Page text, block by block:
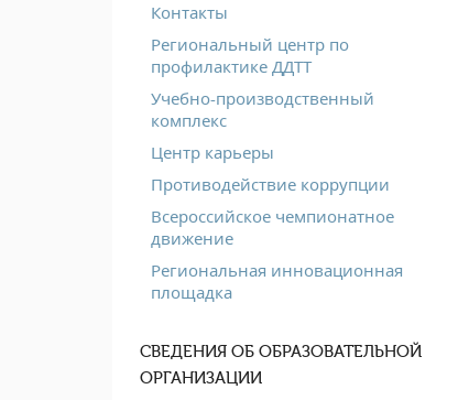
Контакты
Региональный центр по
профилактике ДДТТ
Учебно-производственный
комплекс
Центр карьеры
Противодействие коррупции
Всероссийское чемпионатное
движение
Региональная инновационная
площадка
СВЕДЕНИЯ ОБ ОБРАЗОВАТЕЛЬНОЙ
ОРГАНИЗАЦИИ